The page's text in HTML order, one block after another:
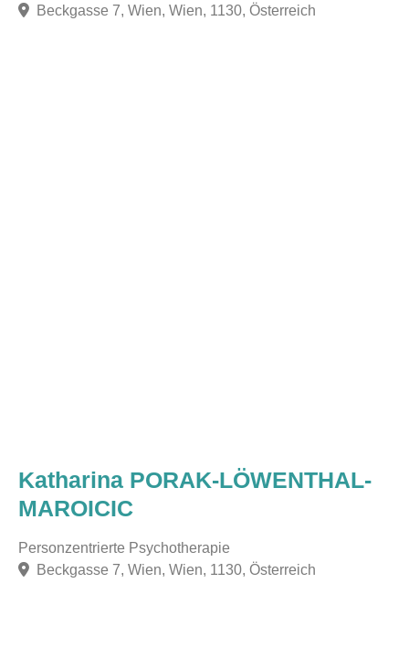
Beckgasse 7, Wien, Wien, 1130, Österreich
Katharina PORAK-LÖWENTHAL-
MAROICIC
Personzentrierte Psychotherapie
Beckgasse 7, Wien, Wien, 1130, Österreich